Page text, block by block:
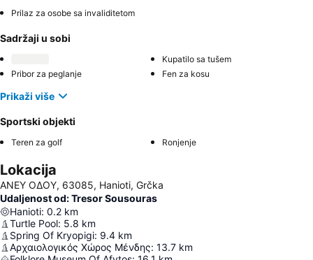
Prilaz za osobe sa invaliditetom
Sadržaji u sobi
Kupatilo sa tušem
Pribor za peglanje
Fen za kosu
Prikaži više
Sportski objekti
Teren za golf Ronjenje
Lokacija
ΑΝΕΥ ΟΔΟΥ, 63085, Hanioti, Grčka
Udaljenost od: Tresor Sousouras
Hanioti: 0.2 km
Turtle Pool: 5.8 km
Spring Of Kryopigi: 9.4 km
Αρχαιολογικός Χώρος Μένδης: 13.7 km